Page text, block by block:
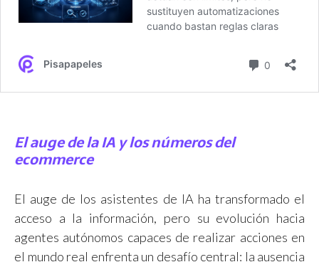
El auge de la IA y los números del
ecommerce
El auge de los asistentes de IA ha transformado el
acceso a la información, pero su evolución hacia
agentes autónomos capaces de realizar acciones en
el mundo real enfrenta un desafío central: la ausencia